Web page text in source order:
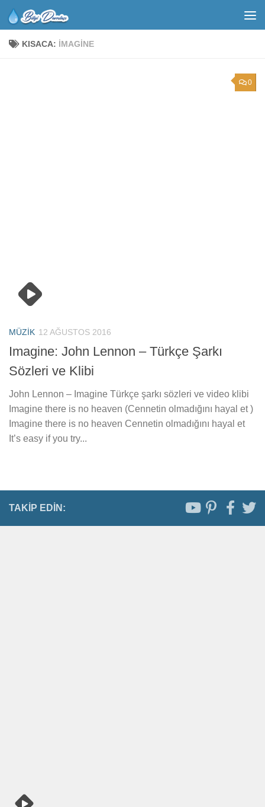
KISACA: IMAGINE
0
MÜZIK 12 AĞUSTOS 2016
Imagine: John Lennon – Türkçe Şarkı
Sözleri ve Klibi
John Lennon – Imagine Türkçe şarkı sözleri ve video klibi
Imagine there is no heaven (Cennetin olmadığını hayal et )
Imagine there is no heaven Cennetin olmadığını hayal et
It’s easy if you try...
TAKIP EDIN: